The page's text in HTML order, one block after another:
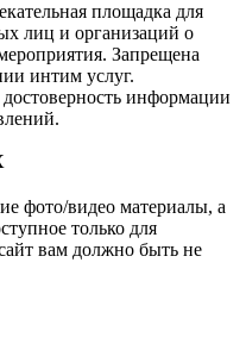
площадка для
лиц и организаций о
Запрещена
интим услуг.
информации
фото/видео материалы, а
только для
вам должно быть не